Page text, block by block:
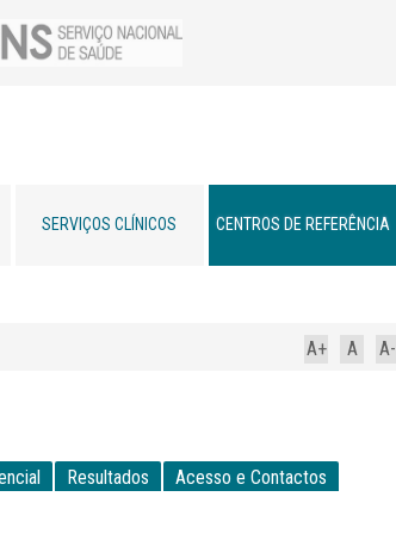
SERVIÇOS CLÍNICOS CENTROS DE REFERÊNCIA
A-
A
A+
Resultados Acesso e Contactos